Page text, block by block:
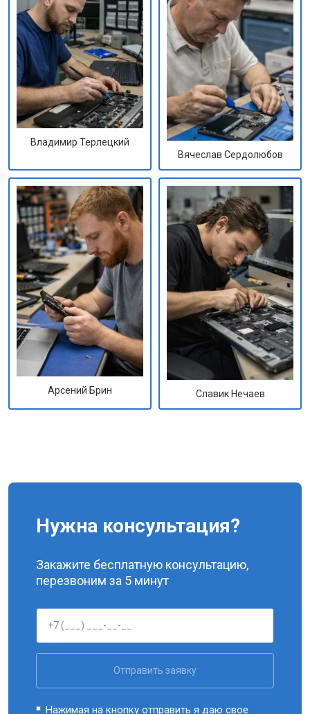
Владимир Терлецкий
Вячеслав Сердолюбов
Арсений Брин Славик Нечаев
Нужна консультация?
Закажите бесплатную консультацию,
перезвоним за 5 минут
Отправить заявку
Нажимая на кнопку отправить я даю свое